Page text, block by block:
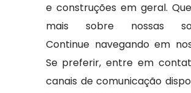
e construções em geral.
mais sobre nossas
Continue navegando em
Se preferir, entre em
canais de comunicação